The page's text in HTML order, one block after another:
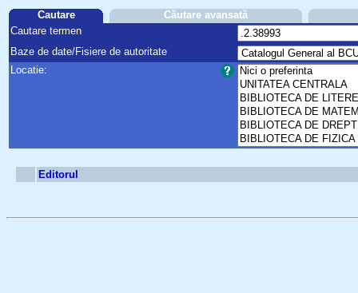
Cautare
Căutare avansată
Cautare termen
Baze de date/Fisiere de autoritate
Locatie:
Editorul